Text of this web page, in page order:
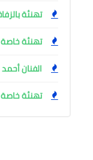
تهنئة
تهنئة خاصة
الفنان
تهنئة خاصة